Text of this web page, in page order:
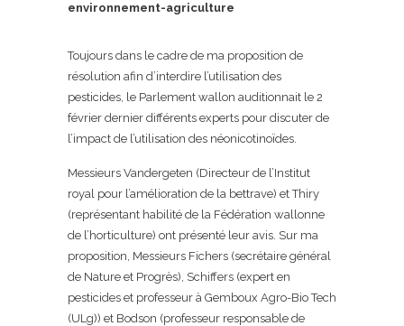
environnement-agriculture
Toujours dans le cadre de ma proposition de
résolution afin d’interdire l’utilisation des
pesticides, le Parlement wallon auditionnait le 2
février dernier différents experts pour discuter de
l’impact de l’utilisation des néonicotinoïdes.
Messieurs Vandergeten (Directeur de l’Institut
royal pour l’amélioration de la bettrave) et Thiry
(représentant habilité de la Fédération wallonne
de l’horticulture) ont présenté leur avis. Sur ma
proposition, Messieurs Fichers (secrétaire général
de Nature et Progrès), Schiffers (expert en
pesticides et professeur à Gemboux Agro-Bio Tech
(ULg)) et Bodson (professeur responsable de